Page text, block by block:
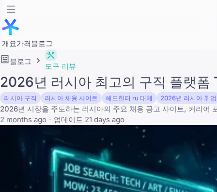
개요가격블로그
블로그
도구 리뷰
2026년 러시아 최고의 구직 플랫폼
러시아 구직 러시아 채용 사이트 헤드헌터 ru 대체 2026년 러시아 취업
2026년 시장을 주도하는 러시아의 주요 채용 공고 사이트, 커리어
2 months ago - 업데이트 21 days ago